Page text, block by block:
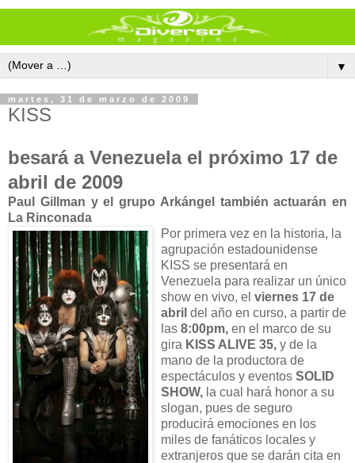
▼
martes, 31 de marzo de 2009
KISS
besará a Venezuela el próximo 17 de
abril de 2009
Paul Gillman y el grupo Arkángel también actuarán en
La Rinconada
Por primera vez en la historia, la
agrupación estadounidense
KISS se presentará en
Venezuela para realizar un único
show en vivo, el viernes 17 de
abril del año en curso, a partir de
las 8:00pm, en el marco de su
gira KISS ALIVE 35, y de la
mano de la productora de
espectáculos y eventos SOLID
SHOW, la cual hará honor a su
slogan, pues de seguro
producirá emociones en los
miles de fanáticos locales y
extranjeros que se darán cita en